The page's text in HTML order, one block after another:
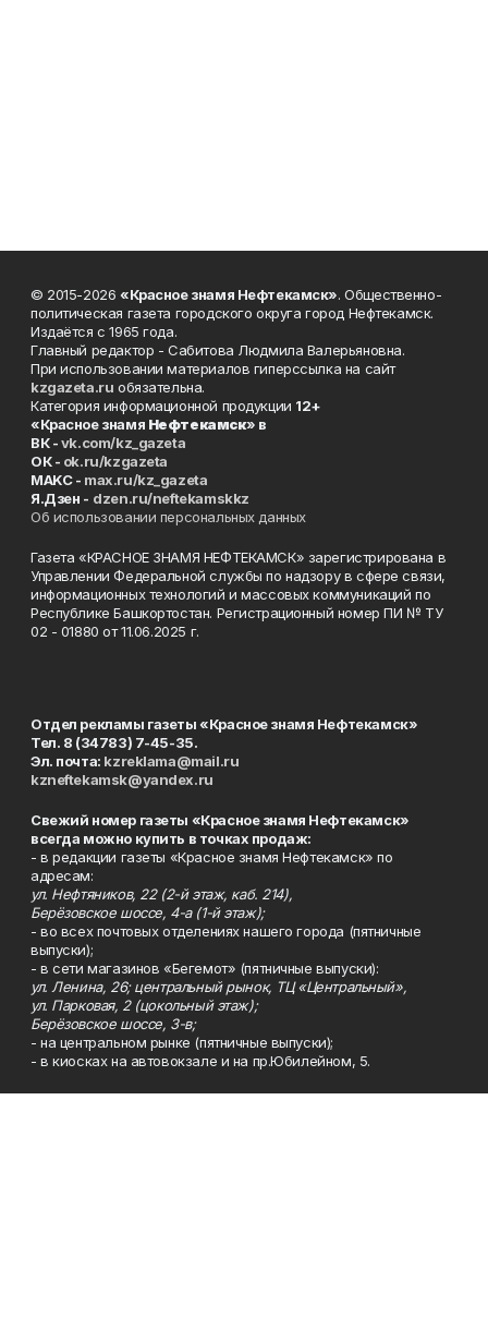
© 2015-2026 «Красное знамя Нефтекамск». Общественно-
политическая газета городского округа город Нефтекамск.
Издаётся с 1965 года.
Главный редактор - Сабитова Людмила Валерьяновна.
При использовании материалов гиперссылка на сайт
kzgazeta.ru обязательна.
Категория информационной продукции 12+
«Красное знамя Нефтекамск» в
ВК -vk.com/kz_gazeta
ОК - ok.ru/kzgazeta
MAKC - max.ru/kz_gazeta
Я.Дзен - dzen.ru/neftekamskkz
Об использовании персональных данных
Газета «КРАСНОЕ ЗНАМЯ НЕФТЕКАМСК» зарегистрирована в
Управлении Федеральной службы по надзору в сфере связи,
информационных технологий и массовых коммуникаций по
Республике Башкортостан. Регистрационный номер ПИ № ТУ
02 - 01880 от 11.06.2025 г.
Отдел рекламы газеты «Красное знамя Нефтекамск»
Тел. 8 (34783) 7-45-35.
Эл. почта: kzreklama@mail.ru
kzneftekamsk@yandex.ru
Свежий номер газеты «Красное знамя Нефтекамск»
всегда можно купить в точках продаж:
- в редакции газеты «Красное знамя Нефтекамск» по
адресам:
ул. Нефтяников, 22 (2-й этаж, каб. 214),
Берёзовское шоссе, 4-а (1-й этаж);
- во всех почтовых отделениях нашего города (пятничные
выпуски);
- в сети магазинов «Бегемот» (пятничные выпуски):
ул. Ленина, 26; центральный рынок, ТЦ «Центральный»,
ул. Парковая, 2 (цокольный этаж);
Берёзовское шоссе, 3-в;
- на центральном рынке (пятничные выпуски);
- в киосках на автовокзале и на пр.Юбилейном, 5.